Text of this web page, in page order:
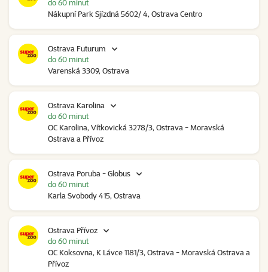
Nákupní Park Sjízdná 5602/ 4, Ostrava Centro
do 60 minut
Ostrava Futurum
Varenská 3309, Ostrava
do 60 minut
Ostrava Karolina
OC Karolina, Vítkovická 3278/3, Ostrava - Moravská
Ostrava a Přívoz
do 60 minut
Ostrava Poruba - Globus
Karla Svobody 415, Ostrava
do 60 minut
Ostrava Přívoz
OC Koksovna, K Lávce 1181/3, Ostrava - Moravská Ostrava a
Přívoz
do 60 minut